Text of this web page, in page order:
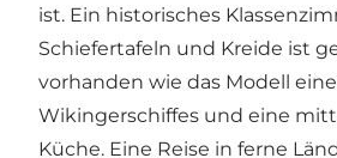
ist. Ein historisches
Schiefertafeln und Kreide ist
vorhanden wie das Modell
Wikingerschiffes und eine
Küche. Eine Reise in ferne